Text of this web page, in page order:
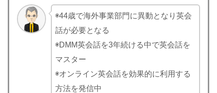
◉44歳で海外事業部門に異動となり英会
話が必要となる
◉DMM英会話を3年続ける中で英会話を
マスター
◉オンライン英会話を効果的に利用する
方法を発信中